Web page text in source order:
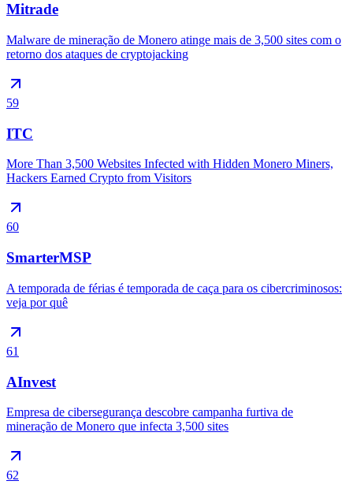
Mitrade
Malware de mineração de Monero atinge mais de 3,500 sites com o
retorno dos ataques de cryptojacking
59
ITC
More Than 3,500 Websites Infected with Hidden Monero Miners,
Hackers Earned Crypto from Visitors
60
SmarterMSP
A temporada de férias é temporada de caça para os cibercriminosos:
veja por quê
61
AInvest
Empresa de cibersegurança descobre campanha furtiva de
mineração de Monero que infecta 3,500 sites
62